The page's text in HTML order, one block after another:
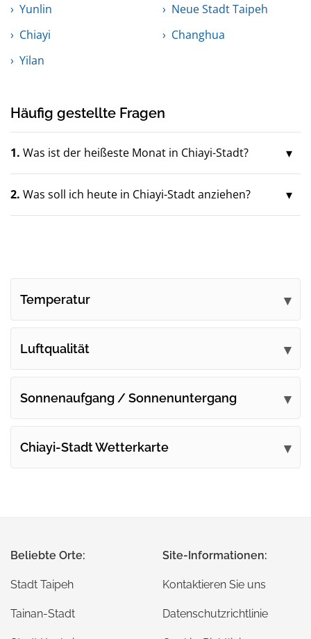
Yunlin
Neue Stadt Taipeh
Chiayi
Changhua
Yilan
Häufig gestellte Fragen
1. Was ist der heißeste Monat in Chiayi-Stadt?
2. Was soll ich heute in Chiayi-Stadt anziehen?
Temperatur
Luftqualität
Sonnenaufgang / Sonnenuntergang
Chiayi-Stadt Wetterkarte
Beliebte Orte:
Stadt Taipeh
Tainan-Stadt
Site-Informationen:
Kontaktieren Sie uns
Datenschutzrichtlinie